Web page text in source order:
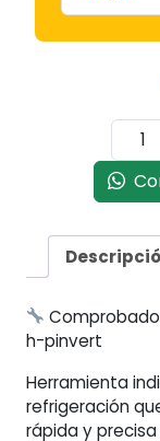
de
h-pinvert
Herramienta
refrigeración
rápida y